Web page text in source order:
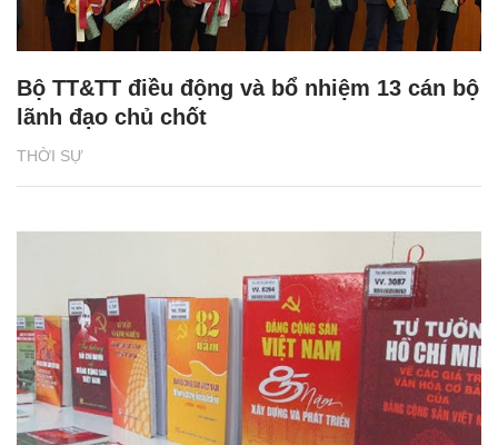
THỜI SỰ
Bộ TT&TT điều động và bổ nhiệm 13 cán bộ
lãnh đạo chủ chốt